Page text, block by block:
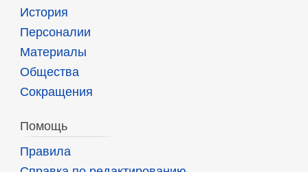
История
Персоналии
Материалы
Общества
Сокращения
Помощь
Правила